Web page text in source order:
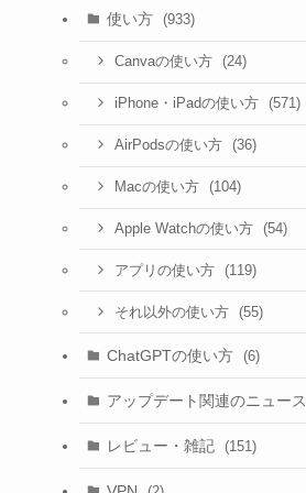
使い方 (933)
Canvaの使い方 (24)
iPhone・iPadの使い方 (571)
AirPodsの使い方 (36)
Macの使い方 (104)
Apple Watchの使い方 (54)
アプリの使い方 (119)
それ以外の使い方 (55)
ChatGPTの使い方 (6)
アップデート関連のニュース
レビュー・雑記 (151)